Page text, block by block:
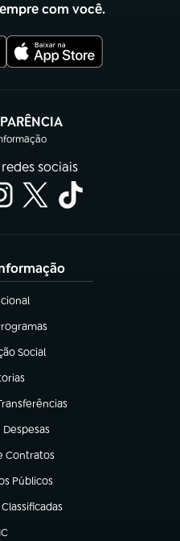
com você.
em nova aba)
sociais
nova aba)
aba)
Social
aba)
nova aba)
aba)
Despesas
aba)
Contratos
aba)
Públicos
aba)
aba)
em nova aba)